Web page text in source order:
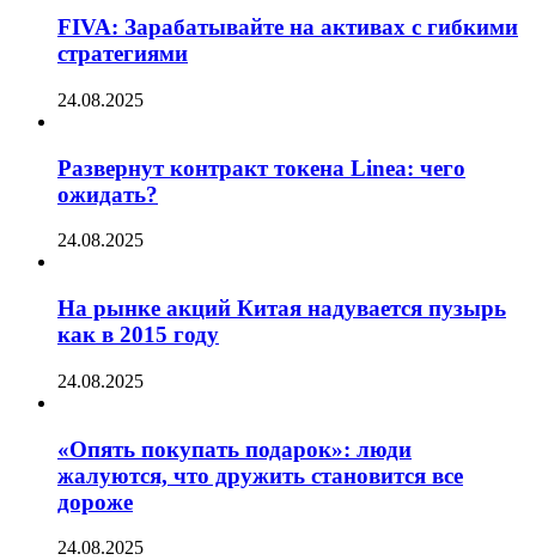
FIVA: Зарабатывайте на активах с гибкими
стратегиями
24.08.2025
Развернут контракт токена Linea: чего
ожидать?
24.08.2025
На рынке акций Китая надувается пузырь
как в 2015 году
24.08.2025
«Опять покупать подарок»: люди
жалуются, что дружить становится все
дороже
24.08.2025